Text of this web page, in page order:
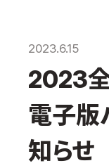
2023.6.15
2023
電子版
知らせ